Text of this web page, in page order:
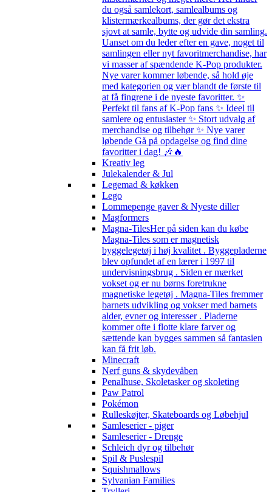
du også samlekort, samlealbums og
klistermærkealbums, der gør det ekstra
sjovt at samle, bytte og udvide din samling.
Uanset om du leder efter en gave, noget til
samlingen eller nyt favoritmerchandise, har
vi masser af spændende K-Pop produkter.
Nye varer kommer løbende, så hold øje
med kategorien og vær blandt de første til
at få fingrene i de nyeste favoritter. ✨
Perfekt til fans af K-Pop fans ✨ Ideel til
samlere og entusiaster ✨ Stort udvalg af
merchandise og tilbehør ✨ Nye varer
løbende Gå på opdagelse og find dine
favoritter i dag! 🎶🔥
Kreativ leg
Julekalender & Jul
Legemad & køkken
Lego
Lommepenge gaver & Nyeste diller
Magformers
Magna-TilesHer på siden kan du købe
Magna-Tiles som er magnetisk
byggelegetøj i høj kvalitet . Byggepladerne
blev opfundet af en lærer i 1997 til
undervisningsbrug . Siden er mærket
vokset og er nu børns foretrukne
magnetiske legetøj . Magna-Tiles fremmer
barnets udvikling og vokser med barnets
alder, evner og interesser . Pladerne
kommer ofte i flotte klare farver og
sættende kan bygges sammen så fantasien
kan få frit løb.
Minecraft
Nerf guns & skydevåben
Penalhuse, Skoletasker og skoleting
Paw Patrol
Pokémon
Rulleskøjter, Skateboards og Løbehjul
Samleserier - piger
Samleserier - Drenge
Schleich dyr og tilbehør
Spil & Puslespil
Squishmallows
Sylvanian Families